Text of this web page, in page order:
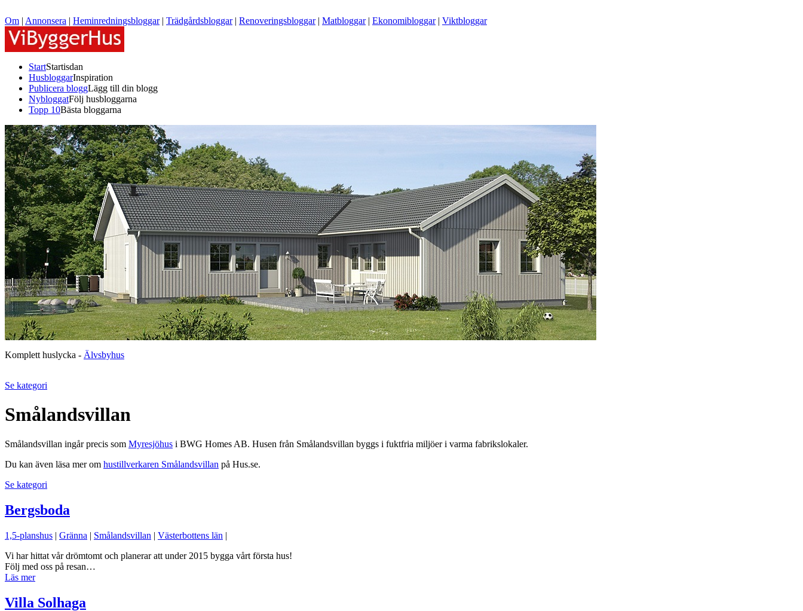
Om | Annonsera | Heminredningsbloggar| Trädgårdsbloggar| Renoveringsbloggar| Matbloggar| Ekonomibloggar| Viktbloggar
StartStartisdan
HusbloggarInspiration
Publicera bloggLägg till din blogg
NybloggatFölj husbloggarna
Topp 10Bästa bloggarna
Komplett huslycka - Älvsbyhus
Se kategori
Smålandsvillan
Smålandsvillan ingår precis som Myresjöhus i BWG Homes AB. Husen från Smålandsvillan byggs i fuktfria miljöer i varma fabrikslokaler.
Du kan även läsa mer om hustillverkaren Smålandsvillan på Hus.se.
Se kategori
Bergsboda
1,5-planshus | Gränna | Smålandsvillan | Västerbottens län |
Vi har hittat vår drömtomt och planerar att under 2015 bygga vårt första hus!
Följ med oss på resan…
Läs mer
Villa Solhaga